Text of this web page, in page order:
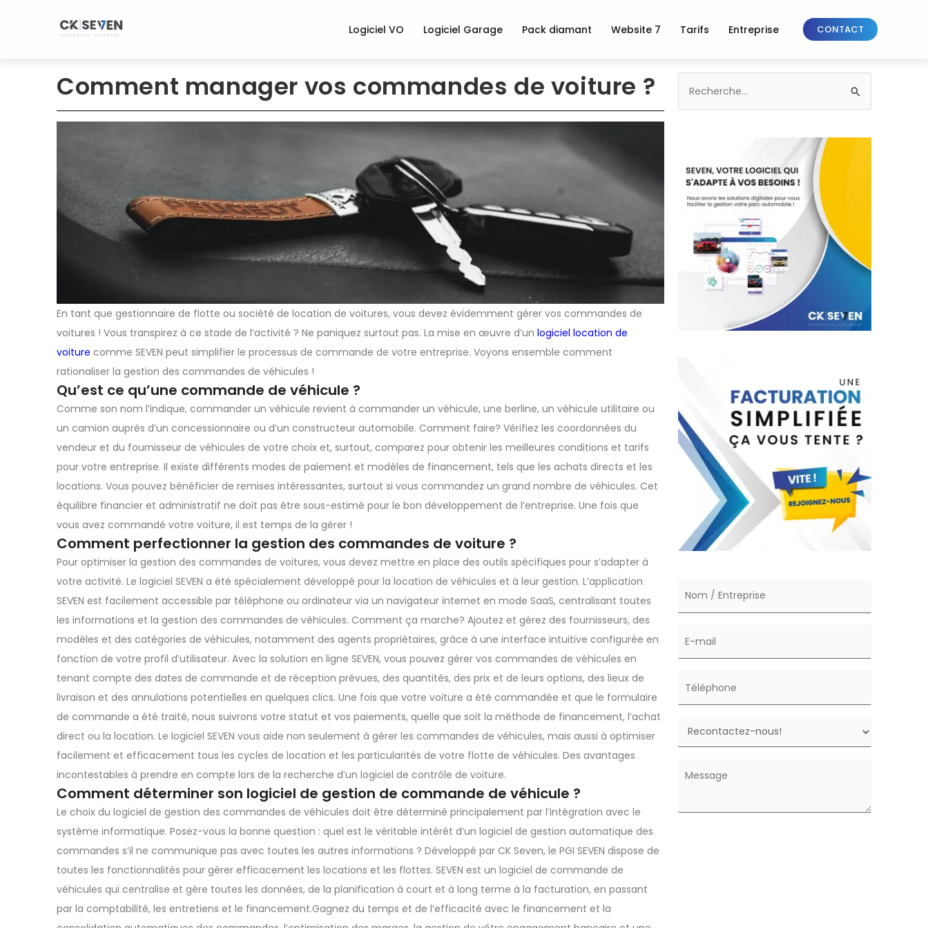
Logiciel VO Logiciel Garage Pack diamant Website 7 Tarifs Entreprise CONTACT
Comment manager vos commandes de voiture ?
En tant que gestionnaire de flotte ou société de location de voitures, vous devez évidemment gérer vos commandes de
voitures ! Vous transpirez à ce stade de l’activité ? Ne paniquez surtout pas. La mise en œuvre d’un logiciel location de
voiture comme SEVEN peut simplifier le processus de commande de votre entreprise. Voyons ensemble comment
rationaliser la gestion des commandes de véhicules !
Qu’est ce qu’une commande de véhicule ?
Comme son nom l’indique, commander un véhicule revient à commander un véhicule, une berline, un véhicule utilitaire ou
un camion auprès d’un concessionnaire ou d’un constructeur automobile. Comment faire? Vérifiez les coordonnées du
vendeur et du fournisseur de véhicules de votre choix et, surtout, comparez pour obtenir les meilleures conditions et tarifs
pour votre entreprise. Il existe différents modes de paiement et modèles de financement, tels que les achats directs et les
locations. Vous pouvez bénéficier de remises intéressantes, surtout si vous commandez un grand nombre de véhicules. Cet
équilibre financier et administratif ne doit pas être sous-estimé pour le bon développement de l’entreprise. Une fois que
vous avez commandé votre voiture, il est temps de la gérer !
Comment perfectionner la gestion des commandes de voiture ?
Pour optimiser la gestion des commandes de voitures, vous devez mettre en place des outils spécifiques pour s’adapter à
votre activité. Le logiciel SEVEN a été spécialement développé pour la location de véhicules et à leur gestion. L’application
SEVEN est facilement accessible par téléphone ou ordinateur via un navigateur internet en mode SaaS, centralisant toutes
les informations et la gestion des commandes de véhicules. Comment ça marche? Ajoutez et gérez des fournisseurs, des
modèles et des catégories de véhicules, notamment des agents propriétaires, grâce à une interface intuitive configurée en
fonction de votre profil d’utilisateur. Avec la solution en ligne SEVEN, vous pouvez gérer vos commandes de véhicules en
tenant compte des dates de commande et de réception prévues, des quantités, des prix et de leurs options, des lieux de
livraison et des annulations potentielles en quelques clics. Une fois que votre voiture a été commandée et que le formulaire
de commande a été traité, nous suivrons votre statut et vos paiements, quelle que soit la méthode de financement, l’achat
direct ou la location. Le logiciel SEVEN vous aide non seulement à gérer les commandes de véhicules, mais aussi à optimiser
facilement et efficacement tous les cycles de location et les particularités de votre flotte de véhicules. Des avantages
incontestables à prendre en compte lors de la recherche d’un logiciel de contrôle de voiture.
Comment déterminer son logiciel de gestion de commande de véhicule ?
Le choix du logiciel de gestion des commandes de véhicules doit être déterminé principalement par l’intégration avec le
système informatique. Posez-vous la bonne question : quel est le véritable intérêt d’un logiciel de gestion automatique des
commandes s’il ne communique pas avec toutes les autres informations ? Développé par CK Seven, le PGI SEVEN dispose de
toutes les fonctionnalités pour gérer efficacement les locations et les flottes. SEVEN est un logiciel de commande de
véhicules qui centralise et gère toutes les données, de la planification à court et à long terme à la facturation, en passant
par la comptabilité, les entretiens et le financement.Gagnez du temps et de l’efficacité avec le financement et la
Rechercher :